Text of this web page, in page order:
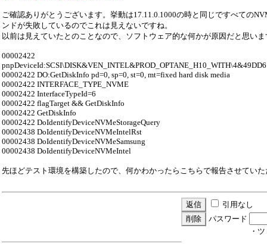
ご確認ありがとうございます。挙動は17.11.0.1000の時と同じですべての
ンドが失敗しているのでこれは見えないですね。
以前は見えていたとのことなので、ソフトウェア的な何かが原因だと思い
00002422
00002422 DO:GetDiskInfo pd=0, sp=0, st=0, mt=fixed hard disk media
00002422 INTERFACE_TYPE_NVME
00002422 InterfaceTypeId=6
00002422 flagTarget && GetDiskInfo
00002422 GetDiskInfo
00002422 DoIdentifyDeviceNVMeStorageQuery
00002438 DoIdentifyDeviceNVMeIntelRst
00002438 DoIdentifyDeviceNVMeSamsung
00002438 DoIdentifyDeviceNVMeIntel
先ほどテスト環境を構築したので、何かわかったらこちらで報告させてい
引用なし
パスワード
・